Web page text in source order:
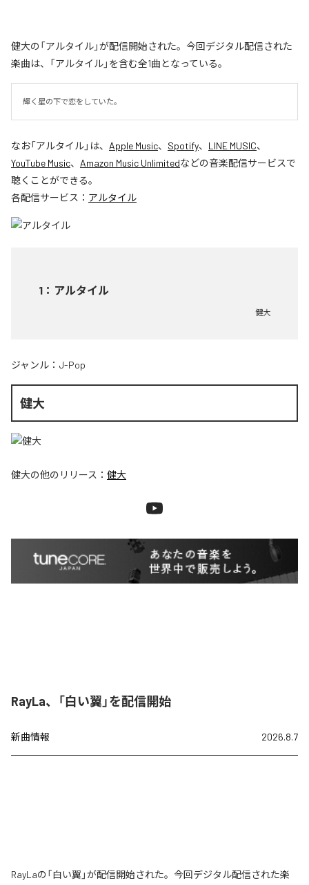
健大の「アルタイル」が配信開始された。今回デジタル配信された
楽曲は、「アルタイル」を含む全1曲となっている。
輝く星の下で恋をしていた。
なお「アルタイル」は、 Apple Music、 Spotify、 LINE MUSIC、
YouTube Music、 Amazon Music Unlimitedなどの音楽配信サービスで
聴くことができる。
各配信サービス： アルタイル
1 ： アルタイル
健大
ジャンル： J-Pop
健大
健大の他のリリース： 健大
RayLa、「白い翼」を配信開始
新曲情報 2026.8.7
RayLaの「白い翼」が配信開始された。今回デジタル配信された楽